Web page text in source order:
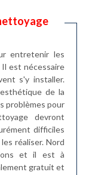
entretenir les
est nécessaire
s'y installer.
de la
problèmes pour
devront
difficiles
réaliser. Nord
et il est à
gratuit et